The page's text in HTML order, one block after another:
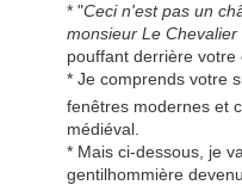
* "Ceci n'est pas un
monsieur Le Chevalier
pouffant derrière votre
* Je comprends votre
fenêtres modernes et
médiéval.
* Mais ci-dessous, je
gentilhommière